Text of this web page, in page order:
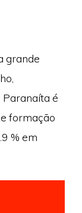
grande
Paranaíta é
formação
% em